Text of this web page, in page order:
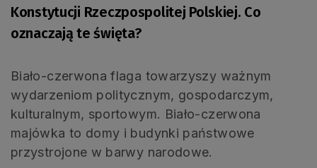
Konstytucji Rzeczpospolitej Polskiej. Co
oznaczają te święta?
Biało-czerwona flaga towarzyszy ważnym
wydarzeniom politycznym, gospodarczym,
kulturalnym, sportowym. Biało-czerwona
majówka to domy i budynki państwowe
przystrojone w barwy narodowe.